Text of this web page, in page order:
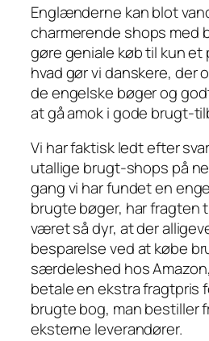
Englænderne kan blot
charmerende shops med
gøre geniale køb til kun et
hvad gør vi danskere, der
de engelske bøger og
at gå amok i gode brugt-
Vi har faktisk ledt efter
utallige brugt-shops på
gang vi har fundet en
brugte bøger, har fragten
været så dyr, at der
besparelse ved at købe
særdeleshed hos
betale en ekstra fragtpris
brugte bog, man bestiller
eksterne leverandører.